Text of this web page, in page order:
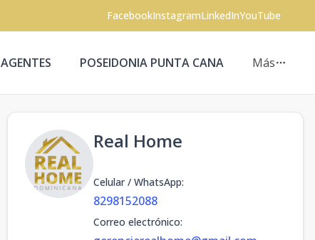
FacebookInstagramLinkedInYouTube
AGENTES POSEIDONIA PUNTA CANA Más
Real Home
Celular / WhatsApp:
8298152088
Correo electrónico: